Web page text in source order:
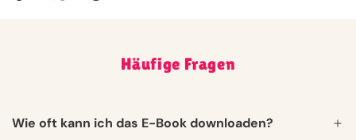
Häufige Fragen
Wie oft kann ich das E-Book downloaden?